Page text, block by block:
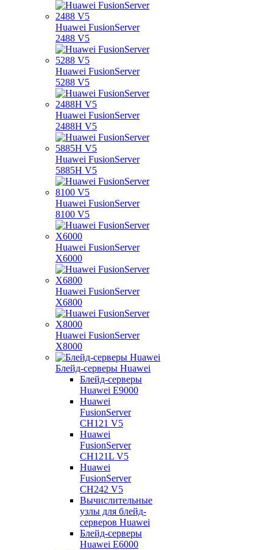
Huawei FusionServer
2488 V5
Huawei FusionServer
5288 V5
Huawei FusionServer
2488H V5
Huawei FusionServer
5885H V5
Huawei FusionServer
8100 V5
Huawei FusionServer
X6000
Huawei FusionServer
X6800
Huawei FusionServer
X8000
Блейд-серверы Huawei
Блейд-серверы
Huawei E9000
Huawei
FusionServer
CH121 V5
Huawei
FusionServer
CH121L V5
Huawei
FusionServer
CH242 V5
Вычислительные
узлы для блейд-
серверов Huawei
Блейд-серверы
Huawei E6000